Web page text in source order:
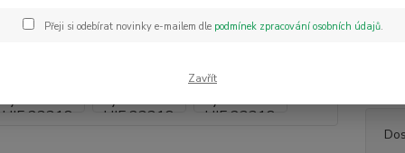
má
PUR
Přeji si odebírat novinky e-mailem dle podmínek zpracování osobních údajů.
Zavřít